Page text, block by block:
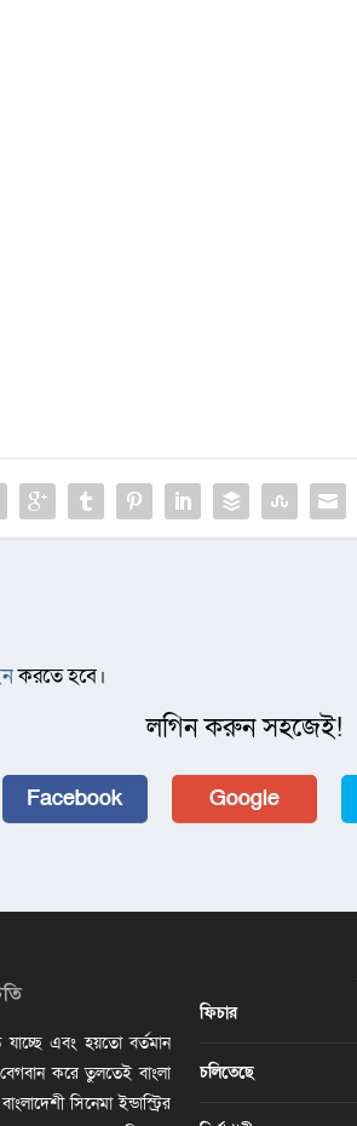
করতে হবে।
লগিন করুন সহজেই!
Facebook Google
যাচ্ছে এবং হয়তো বর্তমান
করে তুলতেই বাংলা
সিনেমা ইন্ডাস্ট্রির
ফিচার
চলিতেছে